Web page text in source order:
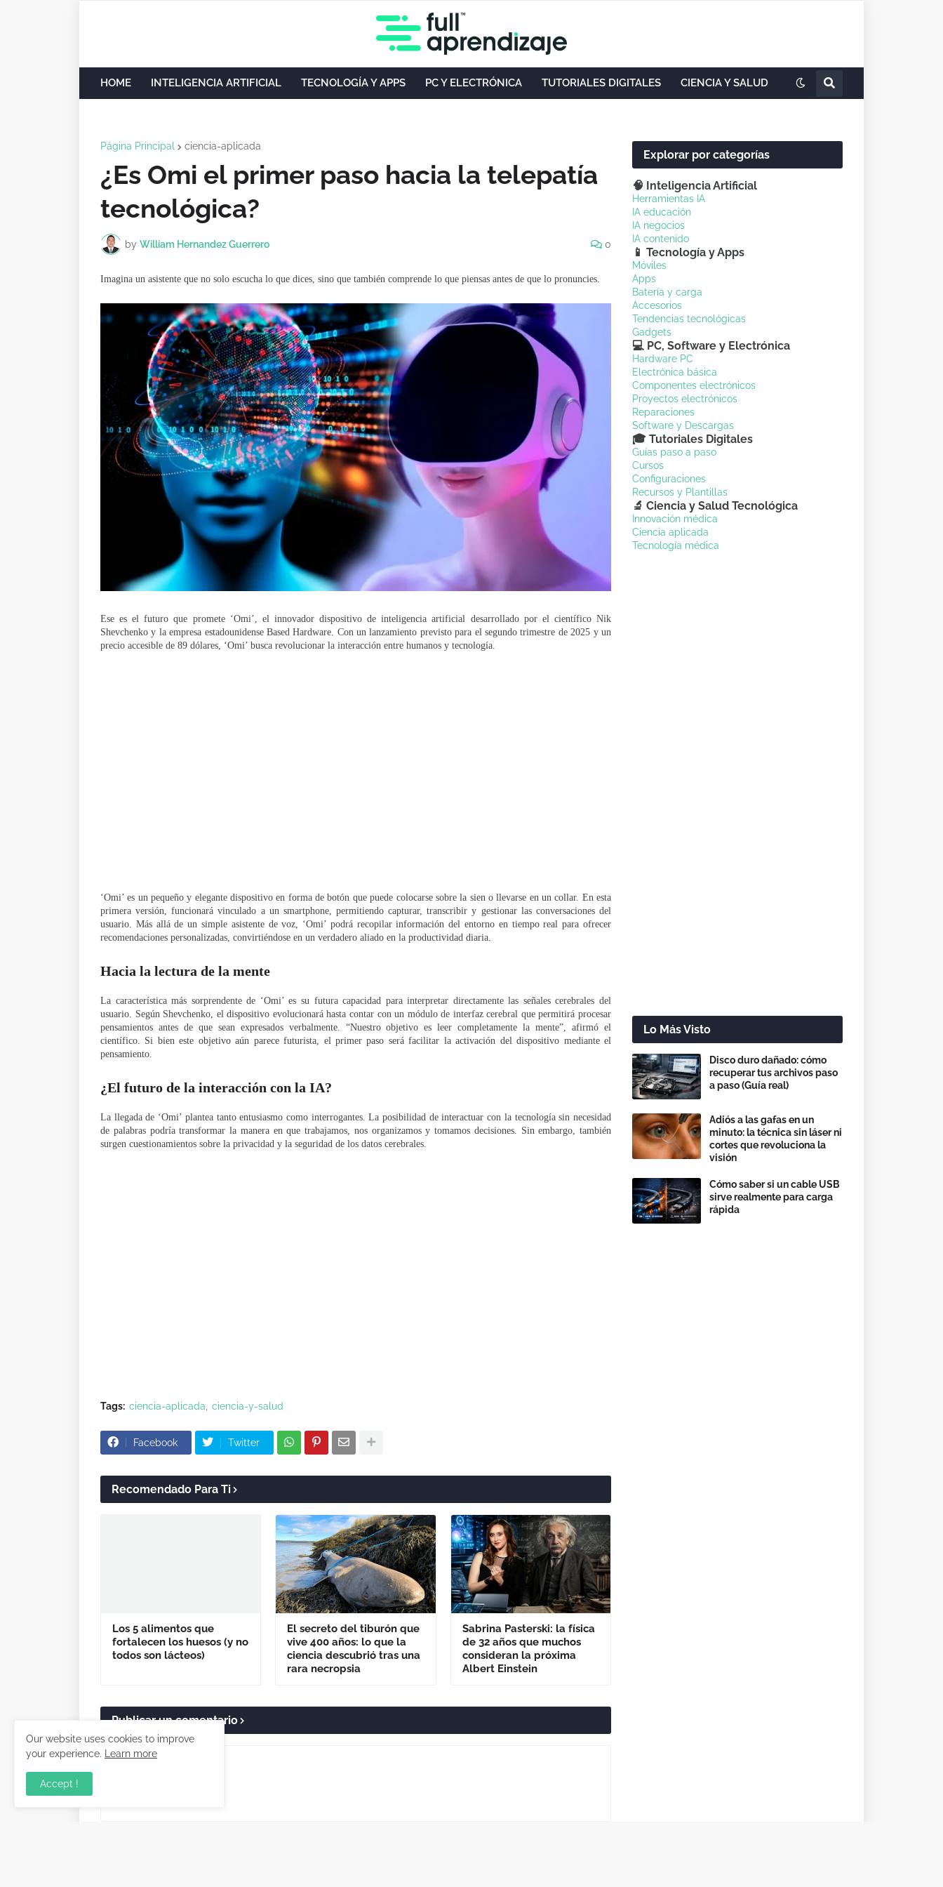
HOME INTELIGENCIA ARTIFICIAL TECNOLOGÍA Y APPS PC Y ELECTRÓNICA TUTORIALES DIGITALES CIENCIA Y SALUD
Página Principal ciencia-aplicada
¿Es Omi el primer paso hacia la telepatía
tecnológica?
by William Hernandez Guerrero 0
Imagina un asistente que no solo escucha lo que dices, sino que también comprende lo que piensas antes de que lo pronuncies.
Ese es el futuro que promete ‘Omi’, el innovador dispositivo de inteligencia artificial desarrollado por el científico Nik
Shevchenko y la empresa estadounidense Based Hardware. Con un lanzamiento previsto para el segundo trimestre de 2025 y un
precio accesible de 89 dólares, ‘Omi’ busca revolucionar la interacción entre humanos y tecnología.
‘Omi’ es un pequeño y elegante dispositivo en forma de botón que puede colocarse sobre la sien o llevarse en un collar. En esta
primera versión, funcionará vinculado a un smartphone, permitiendo capturar, transcribir y gestionar las conversaciones del
usuario. Más allá de un simple asistente de voz, ‘Omi’ podrá recopilar información del entorno en tiempo real para ofrecer
recomendaciones personalizadas, convirtiéndose en un verdadero aliado en la productividad diaria.
Hacia la lectura de la mente
La característica más sorprendente de ‘Omi’ es su futura capacidad para interpretar directamente las señales cerebrales del
usuario. Según Shevchenko, el dispositivo evolucionará hasta contar con un módulo de interfaz cerebral que permitirá procesar
pensamientos antes de que sean expresados verbalmente. “Nuestro objetivo es leer completamente la mente”, afirmó el
científico. Si bien este objetivo aún parece futurista, el primer paso será facilitar la activación del dispositivo mediante el
pensamiento.
¿El futuro de la interacción con la IA?
La llegada de ‘Omi’ plantea tanto entusiasmo como interrogantes. La posibilidad de interactuar con la tecnología sin necesidad
de palabras podría transformar la manera en que trabajamos, nos organizamos y tomamos decisiones. Sin embargo, también
surgen cuestionamientos sobre la privacidad y la seguridad de los datos cerebrales.
Tags: ciencia-aplicada ciencia-y-salud
Facebook Twitter
Recomendado Para Ti
Los 5 alimentos que
fortalecen los huesos (y no
todos son lácteos)
El secreto del tiburón que
vive 400 años: lo que la
ciencia descubrió tras una
rara necropsia
Sabrina Pasterski: la física
de 32 años que muchos
consideran la próxima
Albert Einstein
Publicar un comentario
Explorar por categorías
🧠 Inteligencia Artificial
Herramientas IA
IA educación
IA negocios
IA contenido
📱 Tecnología y Apps
Móviles
Apps
Batería y carga
Accesorios
Tendencias tecnológicas
Gadgets
💻 PC, Software y Electrónica
Hardware PC
Electrónica básica
Componentes electrónicos
Proyectos electrónicos
Reparaciones
Software y Descargas
🎓 Tutoriales Digitales
Guías paso a paso
Cursos
Configuraciones
Recursos y Plantillas
🔬 Ciencia y Salud Tecnológica
Innovación médica
Ciencia aplicada
Tecnología médica
Lo Más Visto
Disco duro dañado: cómo
recuperar tus archivos paso
a paso (Guía real)
Adiós a las gafas en un
minuto: la técnica sin láser ni
cortes que revoluciona la
visión
Cómo saber si un cable USB
sirve realmente para carga
rápida
Our website uses cookies to improve
your experience.
Learn more
Accept !